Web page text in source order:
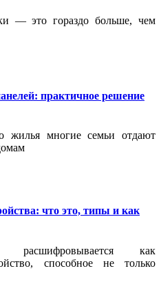
— это гораздо больше, чем
практичное решение
жилья многие семьи отдают
что это, типы и как
как
способное не только